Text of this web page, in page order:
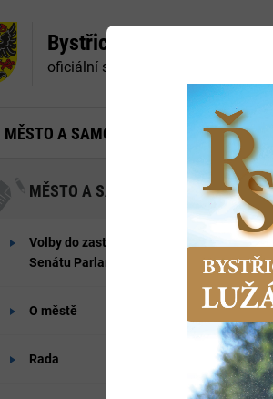
MĚSTO A SAMOSPRÁVA
Bystřice nad Pernštejnem
oficiální stránky města
MĚSTO A SAMOSPRÁVA
Volby do zastupitelstev obcí a
Senátu Parlamentu ČR 2026
O městě
Rada